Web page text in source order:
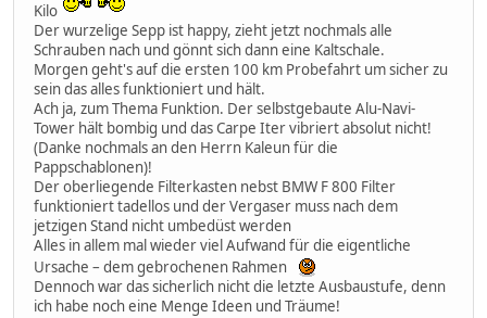
Kilo
Der wurzelige Sepp ist happy, zieht jetzt nochmals alle
Schrauben nach und gönnt sich dann eine Kaltschale.
Morgen geht's auf die ersten 100 km Probefahrt um sicher zu
sein das alles funktioniert und hält.
Ach ja, zum Thema Funktion. Der selbstgebaute Alu-Navi-
Tower hält bombig und das Carpe Iter vibriert absolut nicht!
(Danke nochmals an den Herrn Kaleun für die
Pappschablonen)!
Der oberliegende Filterkasten nebst BMW F 800 Filter
funktioniert tadellos und der Vergaser muss nach dem
jetzigen Stand nicht umbedüst werden
Alles in allem mal wieder viel Aufwand für die eigentliche
Ursache – dem gebrochenen Rahmen
Dennoch war das sicherlich nicht die letzte Ausbaustufe, denn
ich habe noch eine Menge Ideen und Träume!